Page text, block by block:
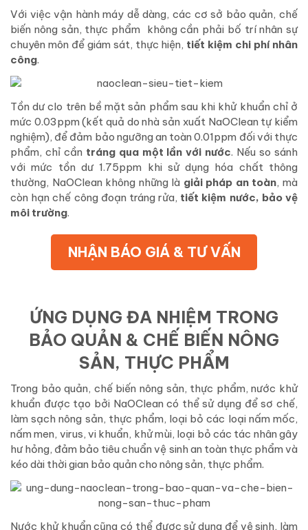
Với việc vận hành máy dễ dàng, các cơ sở bảo quản, chế
biến nông sản, thực phẩm không cần phải bố trí nhân sự
chuyên môn để giám sát, thực hiện, tiết kiệm chi phí nhân
công.
Tồn dư clo trên bề mặt sản phẩm sau khi khử khuẩn chỉ ở
mức 0.03ppm (kết quả do nhà sản xuất NaOClean tự kiểm
nghiệm), để đảm bảo ngưỡng an toàn 0.01ppm đối với thực
phẩm, chỉ cần tráng qua một lần với nước. Nếu so sánh
với mức tồn dư 1.75ppm khi sử dụng hóa chất thông
thường, NaOClean không những là giải pháp an toàn, mà
còn hạn chế công đoạn tráng rửa, tiết kiệm nước, bảo vệ
môi trường.
NHẬN BÁO GIÁ & TƯ VẤN
ỨNG DỤNG ĐA NHIỆM TRONG
BẢO QUẢN & CHẾ BIẾN NÔNG
SẢN, THỰC PHẨM
Trong bảo quản, chế biến nông sản, thực phẩm, nước khử
khuẩn được tạo bởi NaOClean có thể sử dụng để sơ chế,
làm sạch nông sản, thực phẩm, loại bỏ các loại nấm mốc,
nấm men, virus, vi khuẩn, khử mùi, loại bỏ các tác nhân gây
hư hỏng, đảm bảo tiêu chuẩn vệ sinh an toàn thực phẩm và
kéo dài thời gian bảo quản cho nông sản, thực phẩm.
Nước khử khuẩn cũng có thể được sử dụng để vệ sinh, làm